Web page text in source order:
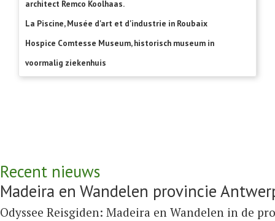
architect Remco Koolhaas.
La Piscine, Musée d'art et d'industrie in Roubaix
Hospice Comtesse Museum, historisch museum in
voormalig ziekenhuis
Recent nieuws
Madeira en Wandelen provincie
Odyssee Reisgiden: Madeira en Wandelen in de